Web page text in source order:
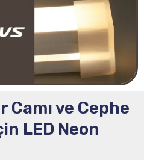
Camı ve Cephe
LED Neon